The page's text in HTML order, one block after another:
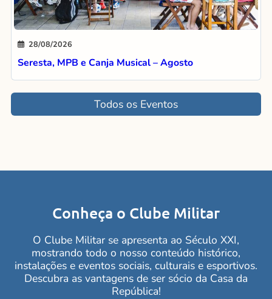
28/08/2026
Seresta, MPB e Canja Musical – Agosto
Todos os Eventos
Conheça o Clube Militar
O Clube Militar se apresenta ao Século XXI,
mostrando todo o nosso conteúdo histórico,
instalações e eventos sociais, culturais e esportivos.
Descubra as vantagens de ser sócio da Casa da
República!